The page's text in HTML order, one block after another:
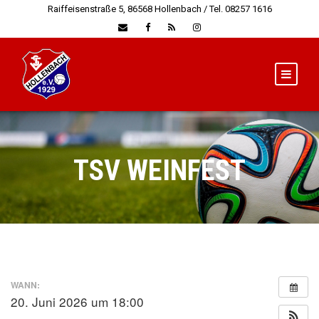
Raiffeisenstraße 5, 86568 Hollenbach / Tel. 08257 1616
TSV WEINFEST
WANN:
20. Juni 2026 um 18:00